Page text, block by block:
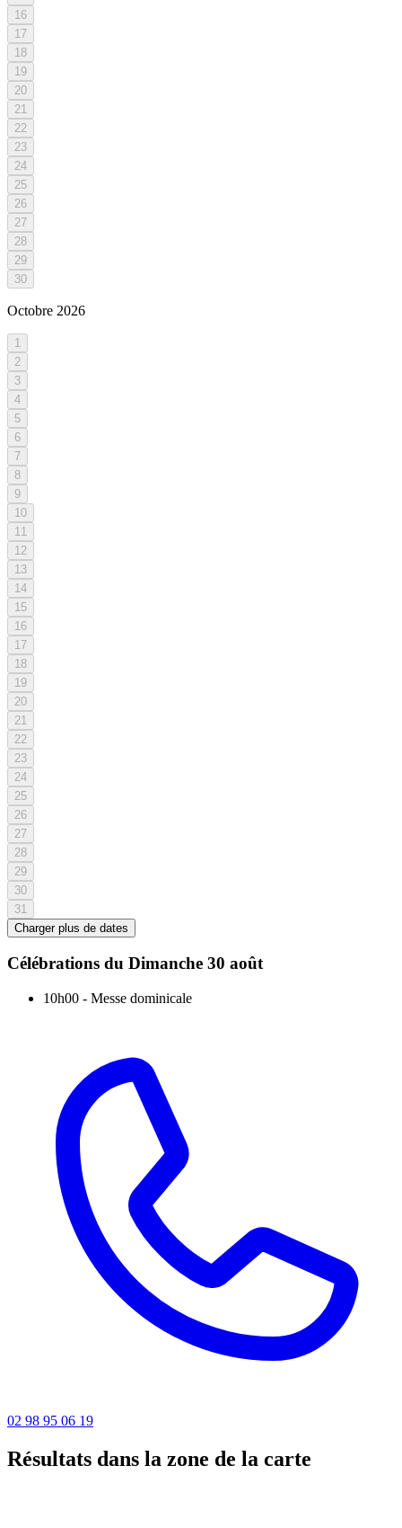
16
17
18
19
20
21
22
23
24
25
26
27
28
29
30
Octobre 2026
1
2
3
4
5
6
7
8
9
10
11
12
13
14
15
16
17
18
19
20
21
22
23
24
25
26
27
28
29
30
31
Charger plus de dates
Célébrations du Dimanche 30 août
10h00 - Messe dominicale
02 98 95 06 19
Résultats dans la zone de la carte